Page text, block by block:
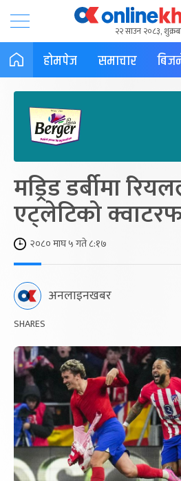
२२ साउन २०८३,
होमपेज समाचार
मड्रिड डर्बीमा
एट्लेटिको
२०८० माघ ५ गते ८:१७
अनलाइनखबर
SHARES